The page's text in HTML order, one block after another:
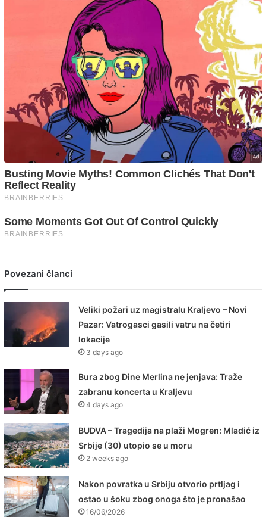
Povezani članci
Veliki požari uz magistralu Kraljevo – Novi
Pazar: Vatrogasci gasili vatru na četiri
lokacije
3 days ago
Bura zbog Dine Merlina ne jenjava: Traže
zabranu koncerta u Kraljevu
4 days ago
BUDVA – Tragedija na plaži Mogren: Mladić iz
Srbije (30) utopio se u moru
2 weeks ago
Nakon povratka u Srbiju otvorio prtljag i
ostao u šoku zbog onoga što je pronašao
16/06/2026